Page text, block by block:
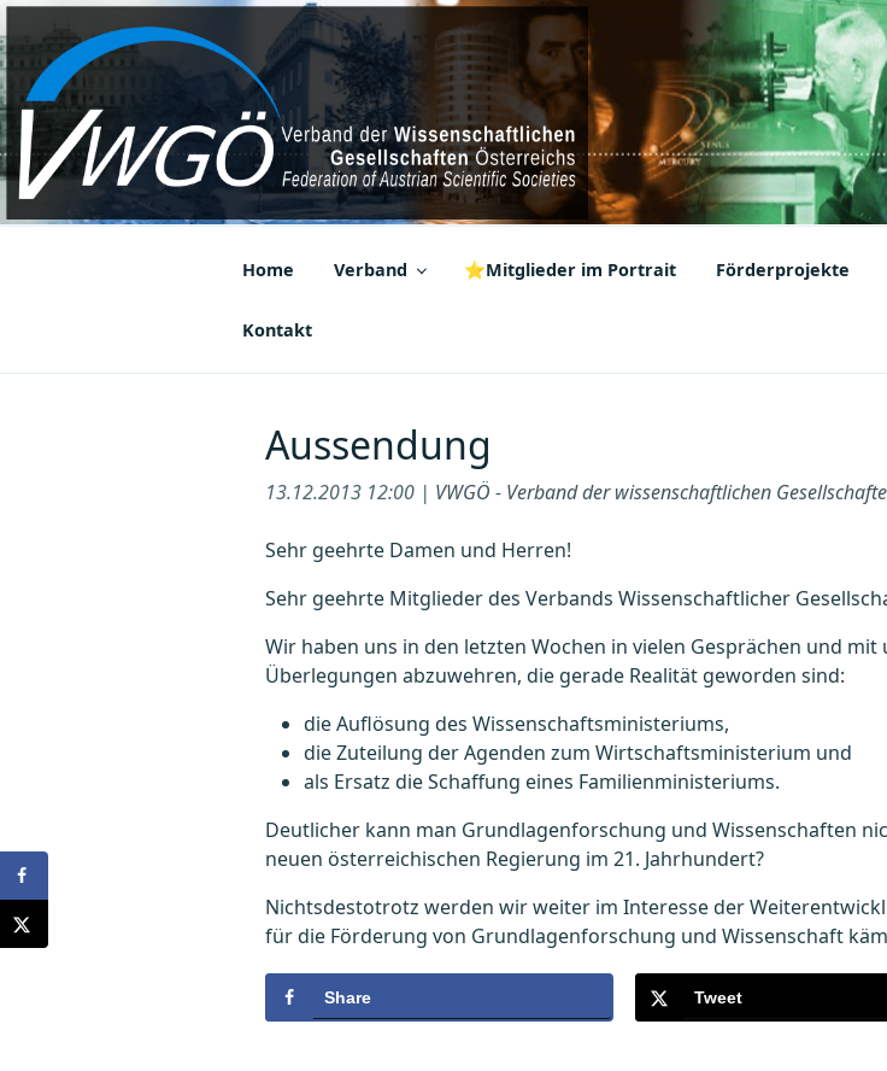
Zum
Inhalt
springen
VWGÖ
Federation of Austrian Scientific Societies
Home Verband ⭐Mitglieder im Portrait Förderprojekte
Kontakt
Aussendung
13.12.2013 12:00 | VWGÖ - Verband der wissenschaftlichen
Sehr geehrte Damen und Herren!
Sehr geehrte Mitglieder des Verbands Wissenschaftlicher
Wir haben uns in den letzten Wochen in vielen Gesprächen und
Überlegungen abzuwehren, die gerade Realität geworden sind:
die Auflösung des Wissenschaftsministeriums,
die Zuteilung der Agenden zum Wirtschaftsministerium und
als Ersatz die Schaffung eines Familienministeriums.
Deutlicher kann man Grundlagenforschung und Wissenschaften
neuen österreichischen Regierung im 21. Jahrhundert?
Nichtsdestotrotz werden wir weiter im Interesse der
für die Förderung von Grundlagenforschung und Wissenschaft
Share Tweet